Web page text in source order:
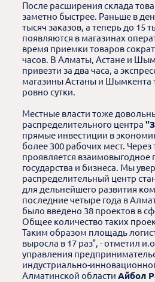
После расширения склада
заметно быстрее. Раньше в
тысяч заказов, а теперь до 15
появляются в магазинах
время приемки товаров
часов. В Алматы, Астане и
привезти за два часа, а
магазины Астаны и Шымкента
ровно сутки.
Местные власти тоже
распределительного центра
прямые инвестиции в
более 300 рабочих мест. Через
проявляется взаимовыгодное
государства и бизнеса. Мы
распределительный центр
для дельнейшего развития
последние четыре года в
было введено 38 проектов в
Общее количество таких
Таким образом площадь
выросла в 17 раз", - отметил
управления
индустриально-
Алматинской областиАйбол